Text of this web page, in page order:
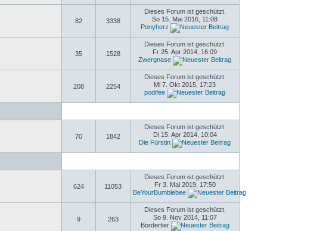
82 3338
Dieses Forum ist geschützt.
So 15. Mai 2016, 11:08
Ponyherz
35 1528
Dieses Forum ist geschützt.
Fr 25. Apr 2014, 16:09
Zwergnase
208 2254
Dieses Forum ist geschützt.
Mi 7. Okt 2015, 17:23
podifee
70 1842
Dieses Forum ist geschützt.
Di 15. Apr 2014, 10:04
Die Fürstin
624 11053
Dieses Forum ist geschützt.
Fr 3. Mai 2019, 17:50
BeYourBumblebee
9 263
Dieses Forum ist geschützt.
So 9. Nov 2014, 11:07
Bordertier